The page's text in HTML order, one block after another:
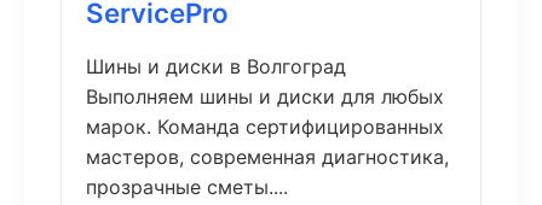
ServicePro
Шины и диски в Волгоград
Выполняем шины и диски для любых
марок. Команда сертифицированных
мастеров, современная диагностика,
прозрачные сметы....